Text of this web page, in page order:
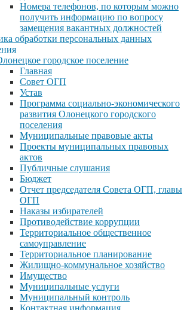
Номера телефонов, по которым можно
получить информацию по вопросу
замещения вакантных должностей
обработки персональных данных
городское поселение
Главная
Совет ОГП
Устав
Программа социально-экономического
развития Олонецкого городского
поселения
Муниципальные правовые акты
Проекты муниципальных правовых
актов
Публичные слушания
Бюджет
Отчет председателя Совета ОГП, главы
ОГП
Наказы избирателей
Противодействие коррупции
Территориальное общественное
самоуправление
Территориальное планирование
Жилищно-коммунальное хозяйство
Имущество
Муниципальные услуги
Муниципальный контроль
Контактная информация